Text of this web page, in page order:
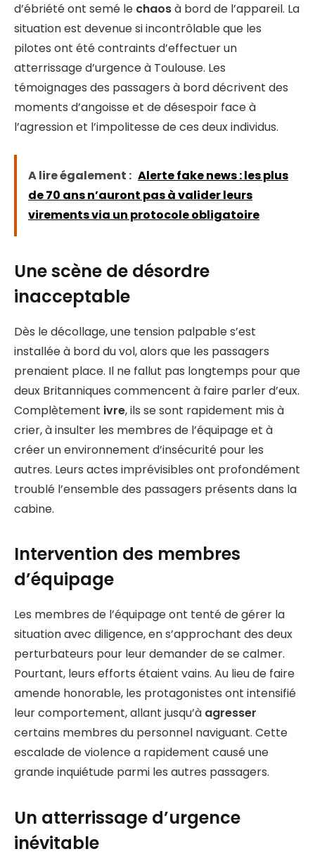
d’ébriété ont semé le chaosà bord de l’appareil. La
situation est devenue si incontrôlable que les
pilotes ont été contraints d’effectuer un
atterrissage d’urgence à Toulouse. Les
témoignages des passagers à bord décrivent des
moments d’angoisse et de désespoir face à
l’agression et l’impolitesse de ces deux individus.
A lire également : Alerte fake news : les plus
de 70 ans n’auront pas à valider leurs
virements via un protocole obligatoire
Une scène de désordre
inacceptable
Dès le décollage, une tension palpable s’est
installée à bord du vol, alors que les passagers
prenaient place. Il ne fallut pas longtemps pour que
deux Britanniques commencent à faire parler d’eux.
Complètement ivre, ils se sont rapidement mis à
crier, à insulter les membres de l’équipage et à
créer un environnement d’insécurité pour les
autres. Leurs actes imprévisibles ont profondément
troublé l’ensemble des passagers présents dans la
cabine.
Intervention des membres
d’équipage
Les membres de l’équipage ont tenté de gérer la
situation avec diligence, en s’approchant des deux
perturbateurs pour leur demander de se calmer.
Pourtant, leurs efforts étaient vains. Au lieu de faire
amende honorable, les protagonistes ont intensifié
leur comportement, allant jusqu’à agresser
certains membres du personnel naviguant. Cette
escalade de violence a rapidement causé une
grande inquiétude parmi les autres passagers.
Un atterrissage d’urgence
inévitable